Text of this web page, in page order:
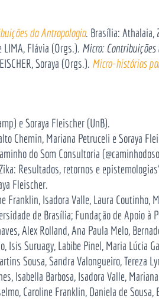
da Antropologia. Brasília: Athalaia,
LIMA, Flávia (Orgs.). Micro:
Soraya (Orgs.). Micro-histórias
e Soraya Fleischer (UnB).
Chemin, Mariana Petruceli e Soraya
do Som Consultoria
Resultados, retornos e
Fleischer.
Franklin, Isadora Valle, Laura Coutinho,
de Brasília; Fundação de Apoio à
Alex Rolland, Ana Paula Melo,
Isis Suruagy, Labibe Pinel, Maria Lúcia
Sousa, Sandra Valongueiro,Tereza
Isabella Barbosa, Isadora Valle,
Caroline Franklin, Daniela de Sousa,